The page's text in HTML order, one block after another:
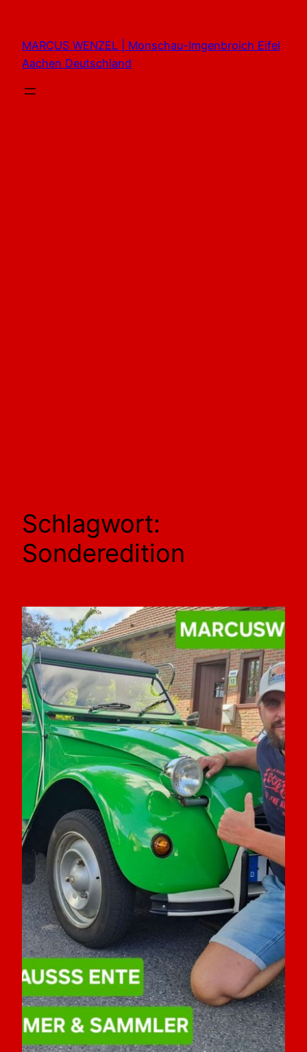
springen
MARCUS WENZEL | Monschau-Imgenbroich Eifel
Aachen Deutschland
Schlagwort:
Sonderedition